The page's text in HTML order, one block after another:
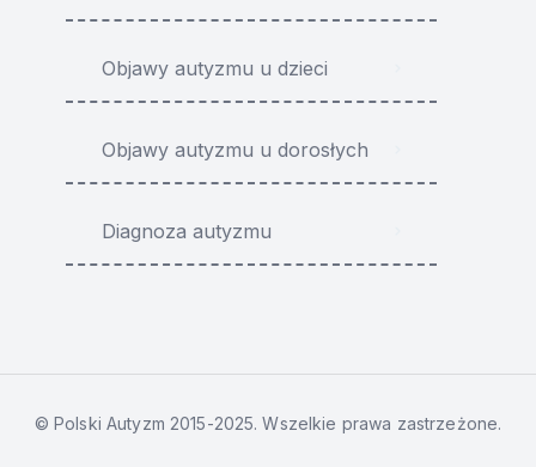
Objawy autyzmu u dzieci
Objawy autyzmu u dorosłych
Diagnoza autyzmu
© Polski Autyzm 2015-2025. Wszelkie prawa zastrzeżone.